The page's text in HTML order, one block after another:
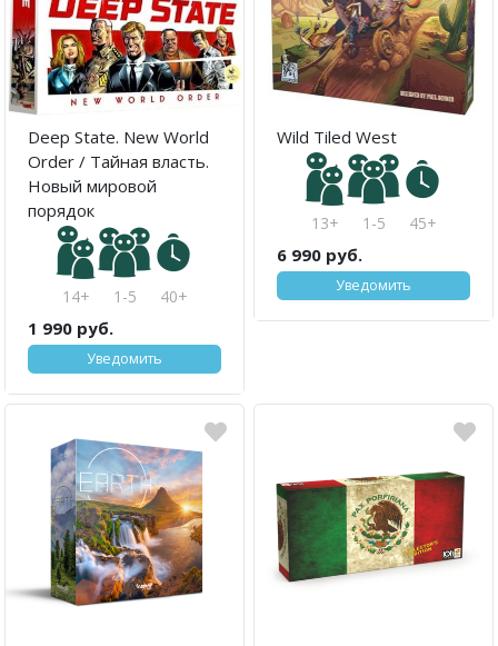
Deep State. New World
Order / Тайная власть.
Новый мировой
порядок
14+ 1-5 40+
1 990 руб.
Уведомить
Wild Tiled West
13+ 1-5 45+
6 990 руб.
Уведомить